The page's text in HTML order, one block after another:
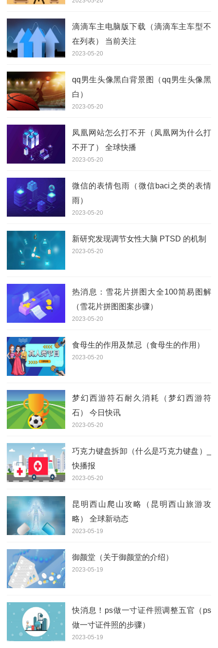
指灯火
滴滴车主电脑版下载（滴滴车主车型不
在列表） 当前关注
2023-05-20
qq男生头像黑白背景图（qq男生头像黑
白）
2023-05-20
凤凰网站怎么打不开（凤凰网为什么打
不开了） 全球快播
2023-05-20
微信的表情包雨（微信baci之类的表情
雨）
2023-05-20
新研究发现调节女性大脑 PTSD 的机制
2023-05-20
热消息：雪花片拼图大全100简易图解
（雪花片拼图图案步骤）
2023-05-20
食母生的作用及禁忌（食母生的作用）
2023-05-20
梦幻西游符石耐久消耗（梦幻西游符
石） 今日快讯
2023-05-20
巧克力键盘拆卸（什么是巧克力键盘）_
快播报
2023-05-20
昆明西山爬山攻略（昆明西山旅游攻
略） 全球新动态
2023-05-19
御颜堂（关于御颜堂的介绍）
2023-05-19
快消息！ps做一寸证件照调整五官（ps
做一寸证件照的步骤）
2023-05-19